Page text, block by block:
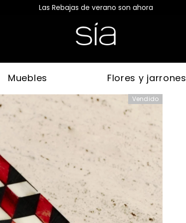
Las Rebajas de verano son ahora
Muebles Flores y jarrones
Vendido